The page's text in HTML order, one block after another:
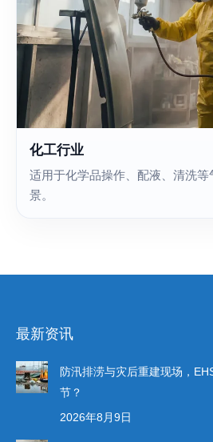
化工行业
适用于化学品操作、配液、清洗等
景。
最新资讯
防汛排涝与灾后重建现场，
节？
2026年8月9日